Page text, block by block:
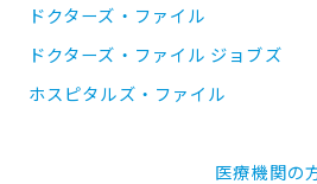
ドクターズ・ファイル
ドクターズ・ファイル ジョブズ
ホスピタルズ・ファイル
医療機関の